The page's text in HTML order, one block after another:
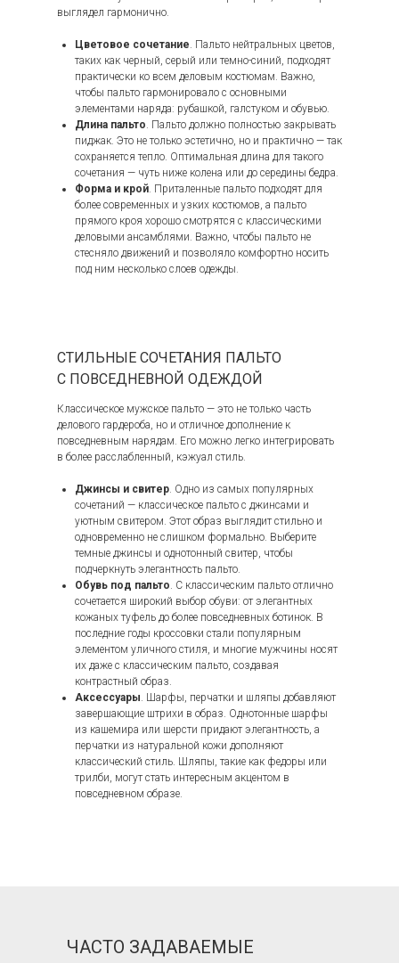
выглядел гармонично.
Цветовое сочетание. Пальто нейтральных цветов,
таких как черный, серый или темно-синий, подходят
практически ко всем деловым костюмам. Важно,
чтобы пальто гармонировало с основными
элементами наряда: рубашкой, галстуком и обувью.
Длина пальто. Пальто должно полностью закрывать
пиджак. Это не только эстетично, но и практично — так
сохраняется тепло. Оптимальная длина для такого
сочетания — чуть ниже колена или до середины бедра.
Форма и крой. Приталенные пальто подходят для
более современных и узких костюмов, а пальто
прямого кроя хорошо смотрятся с классическими
деловыми ансамблями. Важно, чтобы пальто не
стесняло движений и позволяло комфортно носить
под ним несколько слоев одежды.
СТИЛЬНЫЕ СОЧЕТАНИЯ ПАЛЬТО
С ПОВСЕДНЕВНОЙ ОДЕЖДОЙ
Классическое мужское пальто — это не только часть
делового гардероба, но и отличное дополнение к
повседневным нарядам. Его можно легко интегрировать
в более расслабленный, кэжуал стиль.
Джинсы и свитер. Одно из самых популярных
сочетаний — классическое пальто с джинсами и
уютным свитером. Этот образ выглядит стильно и
одновременно не слишком формально. Выберите
темные джинсы и однотонный свитер, чтобы
подчеркнуть элегантность пальто.
Обувь под пальто. С классическим пальто отлично
сочетается широкий выбор обуви: от элегантных
кожаных туфель до более повседневных ботинок. В
последние годы кроссовки стали популярным
элементом уличного стиля, и многие мужчины носят
их даже с классическим пальто, создавая
контрастный образ.
Аксессуары. Шарфы, перчатки и шляпы добавляют
завершающие штрихи в образ. Однотонные шарфы
из кашемира или шерсти придают элегантность, а
перчатки из натуральной кожи дополняют
классический стиль. Шляпы, такие как федоры или
трилби, могут стать интересным акцентом в
повседневном образе.
ЧАСТО ЗАДАВАЕМЫЕ